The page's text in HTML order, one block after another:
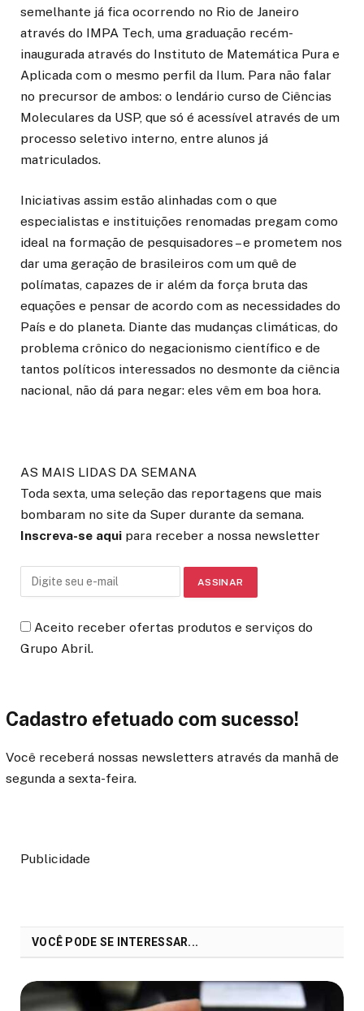
semelhante já fica ocorrendo no Rio de Janeiro
através do IMPA Tech, uma graduação recém-
inaugurada através do Instituto de Matemática Pura e
Aplicada com o mesmo perfil da Ilum. Para não falar
no precursor de ambos: o lendário curso de Ciências
Moleculares da USP, que só é acessível através de um
processo seletivo interno, entre alunos já
matriculados.
Iniciativas assim estão alinhadas com o que
especialistas e instituições renomadas pregam como
ideal na formação de pesquisadores – e prometem nos
dar uma geração de brasileiros com um quê de
polímatas, capazes de ir além da força bruta das
equações e pensar de acordo com as necessidades do
País e do planeta. Diante das mudanças climáticas, do
problema crônico do negacionismo científico e de
tantos políticos interessados no desmonte da ciência
nacional, não dá para negar: eles vêm em boa hora.
AS MAIS LIDAS DA SEMANA
Toda sexta, uma seleção das reportagens que mais
bombaram no site da Super durante da semana.
Inscreva-se aqui para receber a nossa newsletter
Aceito receber ofertas produtos e serviços do
Grupo Abril.
Cadastro efetuado com sucesso!
Você receberá nossas newsletters através da manhã de
segunda a sexta-feira.
Publicidade
VOCÊ PODE SE INTERESSAR...